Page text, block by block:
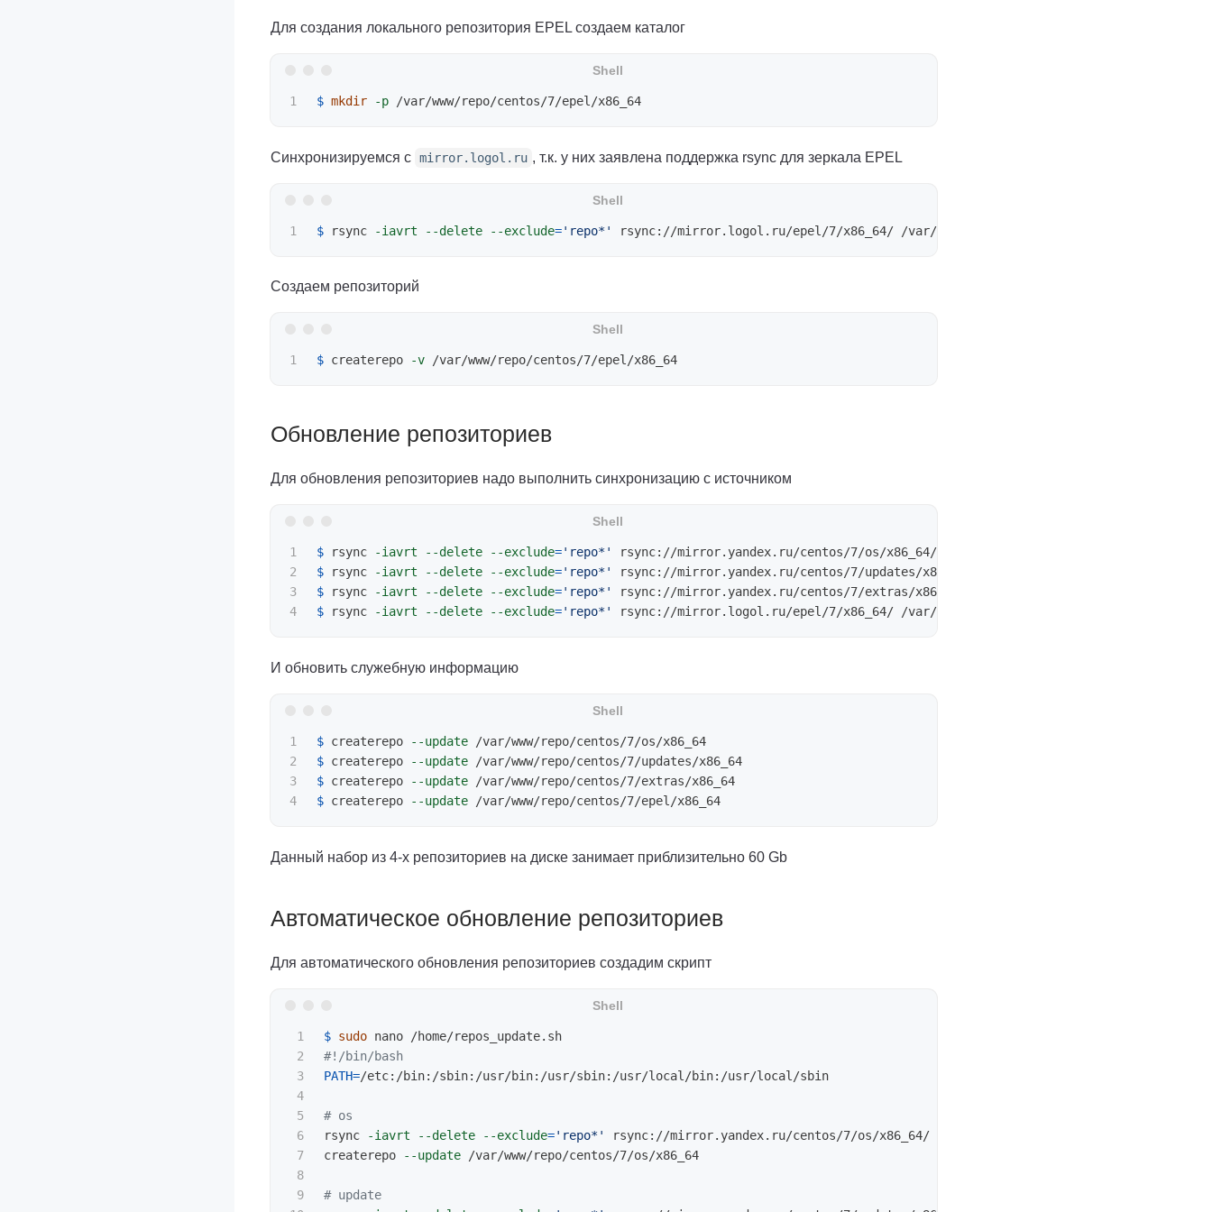
Для создания локального репозитория EPEL создаем каталог
$ mkdir -p
Синхронизируемся c mirror.logol.ru , т.к. у них заявлена поддержка rsync для зеркала EPEL
$ rsync -iavrt --delete --exclude='repo*'
Создаем репозиторий
$ createrepo -v
Обновление репозиториев
Для обновления репозиториев надо выполнить синхронизацию с источником
1
2
3
$ rsync -iavrt --delete --exclude='repo*'
$
rsync -iavrt --delete --exclude='repo*'
$
rsync -iavrt --delete --exclude='repo*'
$
rsync -iavrt --delete --exclude='repo*'
И обновить служебную информацию
1
2
3
$ createrepo --update
$ createrepo --update
$ createrepo --update
$ createrepo --update
Данный набор из 4-х репозиториев на диске занимает приблизительно 60 Gb
Автоматическое обновление репозиториев
Для автоматического обновления репозиториев создадим скрипт
1
2
3
4
5
6
7
8
9
$ sudo
#!/bin/bash
PATH=/etc:/bin:/sbin:/usr/bin:/usr/sbin:/usr/local/bin:/usr/local/sbin
# os
rsync
-iavrt --delete --exclude='repo*'
rsync://mirror.yandex.ru/centos/7/os/x86_64/ /var/www/repo/centos/7/os/x86_64/
createrepo
--update /var/www/repo/centos/7/os/x86_64
# update